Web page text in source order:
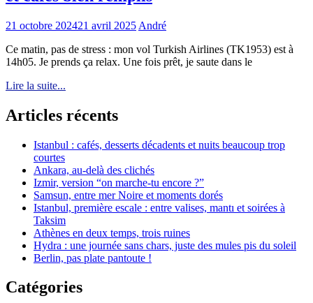
21 octobre 202421 avril 2025 André
Ce matin, pas de stress : mon vol Turkish Airlines (TK1953) est à
14h05. Je prends ça relax. Une fois prêt, je saute dans le
Lire la suite...
Articles récents
Istanbul : cafés, desserts décadents et nuits beaucoup trop
courtes
Ankara, au-delà des clichés
Izmir, version “on marche-tu encore ?”
Samsun, entre mer Noire et moments dorés
Istanbul, première escale : entre valises, mantı et soirées à
Taksim
Athènes en deux temps, trois ruines
Hydra : une journée sans chars, juste des mules pis du soleil
Berlin, pas plate pantoute !
Catégories